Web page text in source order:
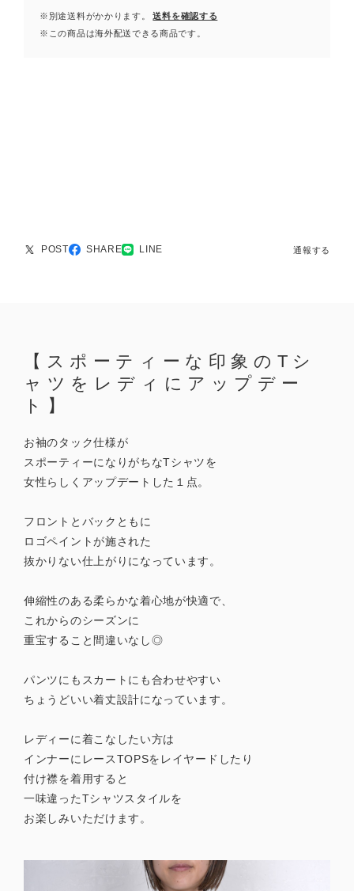
※別途送料がかかります。
送料を確認する
※この商品は海外配送できる商品です。
POST SHARE LINE 通報する
【スポーティーな印象のTシ
ャツをレディにアップデー
ト】
お袖のタック仕様が
スポーティーになりがちなTシャツを
女性らしくアップデートした１点。
フロントとバックともに
ロゴペイントが施された
抜かりない仕上がりになっています。
伸縮性のある柔らかな着心地が快適で、
これからのシーズンに
重宝すること間違いなし◎
パンツにもスカートにも合わせやすい
ちょうどいい着丈設計になっています。
レディーに着こなしたい方は
インナーにレースTOPSをレイヤードしたり
付け襟を着用すると
一味違ったTシャツスタイルを
お楽しみいただけます。